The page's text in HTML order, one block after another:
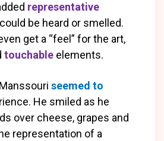
representative
be heard or smelled.
get a “feel” for the art,
touchable elements.
seemed to
He smiled as he
over cheese, grapes and
representation of a